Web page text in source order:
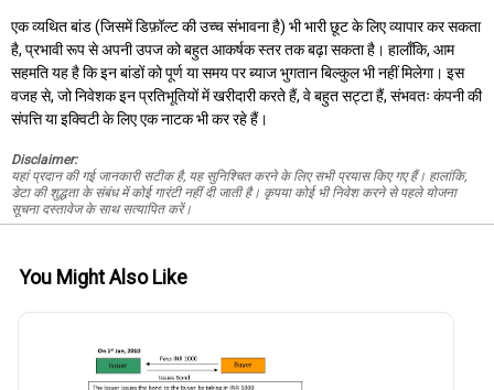
एक व्यथित बांड (जिसमें डिफ़ॉल्ट की उच्च संभावना है) भी भारी छूट के लिए व्यापार कर सकता
है, प्रभावी रूप से अपनी उपज को बहुत आकर्षक स्तर तक बढ़ा सकता है। हालाँकि, आम
सहमति यह है कि इन बांडों को पूर्ण या समय पर ब्याज भुगतान बिल्कुल भी नहीं मिलेगा। इस
वजह से, जो निवेशक इन प्रतिभूतियों में खरीदारी करते हैं, वे बहुत सट्टा हैं, संभवतः कंपनी की
संपत्ति या इक्विटी के लिए एक नाटक भी कर रहे हैं।
Disclaimer:
यहां प्रदान की गई जानकारी सटीक है, यह सुनिश्चित करने के लिए सभी प्रयास किए गए हैं। हालांकि,
डेटा की शुद्धता के संबंध में कोई गारंटी नहीं दी जाती है। कृपया कोई भी निवेश करने से पहले योजना
सूचना दस्तावेज के साथ सत्यापित करें।
You Might Also Like